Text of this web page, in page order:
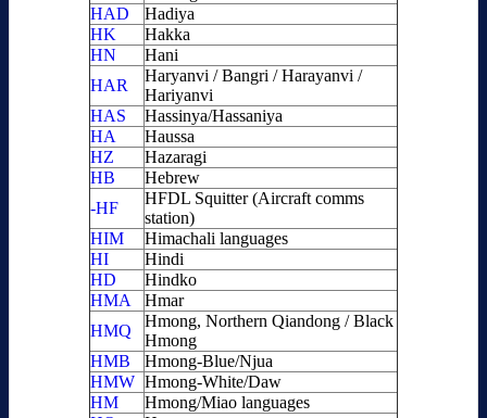
HAD
Hadiya
HK
Hakka
HN
Hani
HAR
Haryanvi / Bangri / Harayanvi /
Hariyanvi
HAS
Hassinya/Hassaniya
HA
Haussa
HZ
Hazaragi
HB
Hebrew
-HF
HFDL Squitter (Aircraft comms
station)
HIM
Himachali languages
HI
Hindi
HD
Hindko
HMA
Hmar
HMQ
Hmong, Northern Qiandong / Black
Hmong
HMB
Hmong-Blue/Njua
HMW Hmong-White/Daw
HM
Hmong/Miao languages